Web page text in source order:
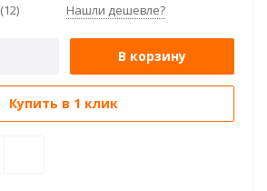
(12) Нашли дешевле?
В корзину
Купить в 1 клик